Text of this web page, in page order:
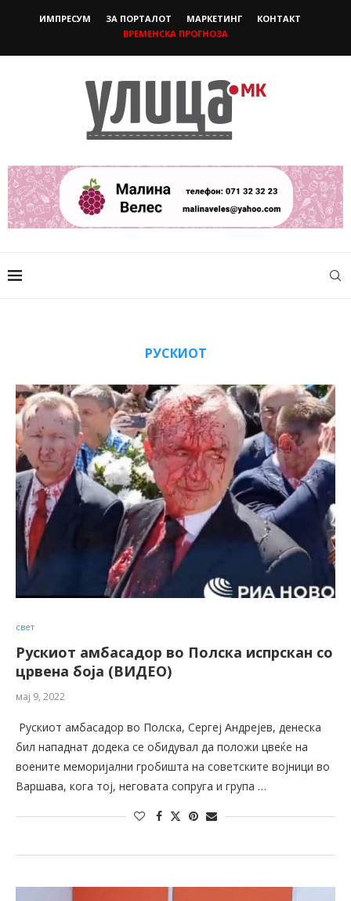
ИМПРЕСУМ ЗА ПОРТАЛОТ МАРКЕТИНГ
КОНТАКТ
ВРЕМЕНСКА ПРОГНОЗА
РУСКИОТ
свет
Рускиот амбасадор во Полска испрскан со
црвена боја (ВИДЕО)
мај 9, 2022
Рускиот амбасадор во Полска, Сергеј Андрејев, денеска
бил нападнат додека се обидувал да положи цвеќе на
воените меморијални гробишта на советските војници во
Варшава, кога тој, неговата сопруга и група …